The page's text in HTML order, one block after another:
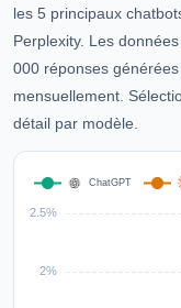
les 5 principaux
Perplexity. Les
000 réponses
mensuellement.
détail par modèle.